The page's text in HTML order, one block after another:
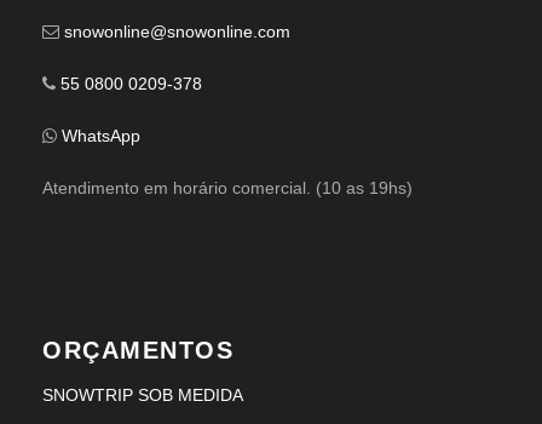
snowonline@snowonline.com
55 0800 0209-378
WhatsApp
Atendimento em horário comercial. (10 as 19hs)
ORÇAMENTOS
SNOWTRIP SOB MEDIDA